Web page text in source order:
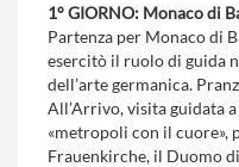
1° GIORNO: Monaco di
Partenza per Monaco di
esercitò il ruolo di guida
dell’arte germanica.
All’Arrivo, visita guidata
«metropoli con il cuore»,
Frauenkirche, il Duomo